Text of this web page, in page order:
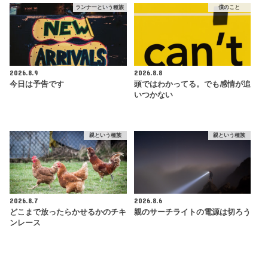
ランナーという種族
2026.8.9
今日は予告です
僕のこと
2026.8.8
頭ではわかってる。でも感情が追
いつかない
親という種族
2026.8.7
どこまで放ったらかせるかのチキ
ンレース
親という種族
2026.8.6
親のサーチライトの電源は切ろう